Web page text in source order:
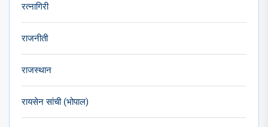
रत्नागिरी
राजनीती
राजस्थान
रायसेन सांची (भोपाल)